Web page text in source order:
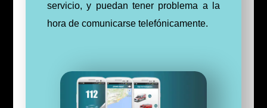
servicio, y puedan tener problema a la
hora de comunicarse telefónicamente.